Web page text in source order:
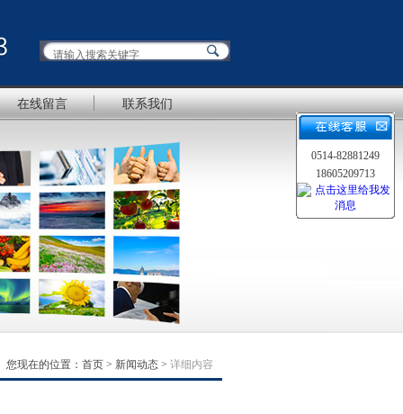
在线留言 联系我们
您现在的位置： 首页 > 新闻动态 > 详细内容
0514-82881249
18605209713